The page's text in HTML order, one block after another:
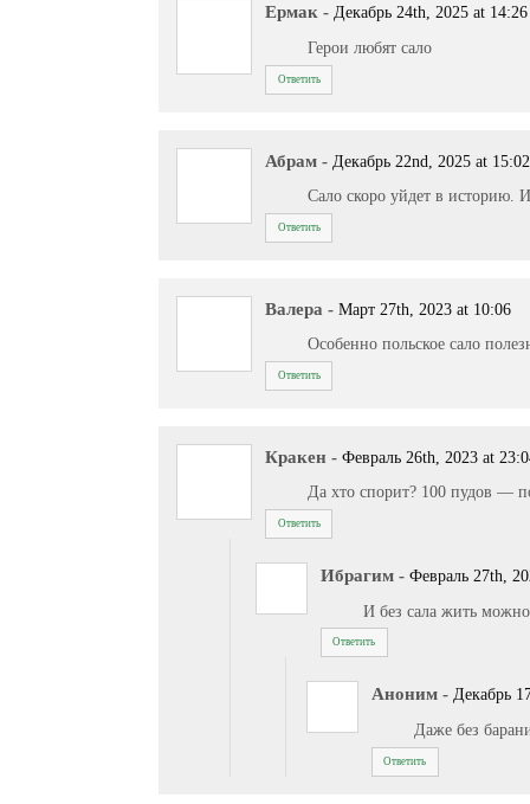
Ермак - Декабрь 24th, 2025 at 14:26
Герои любят сало
Ответить
Абрам - Декабрь 22nd, 2025 at 15:02
Сало скоро уйдет в историю.
Ответить
Валера - Март 27th, 2023 at 10:06
Особенно польское сало
Ответить
Кракен - Февраль 26th, 2023 at
Да хто спорит? 100 пудов —
Ответить
Ибрагим - Февраль 27th,
И без сала жить
Ответить
Аноним - Декабрь
Даже без
Ответить